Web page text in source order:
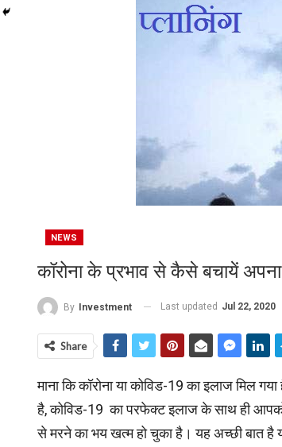
NEWS
कॉरोना के प्रभाव से कैसे बचायें अपना
By Investment Last updated Jul 22, 2020
Share
माना कि कॉरोना या कोविड-19 का इलाज मिल
है, कोविड-19 का परफेक्ट इलाज के साथ ही
से मरने का भय खत्‍म हो चुका है। यह अच्छी बात है